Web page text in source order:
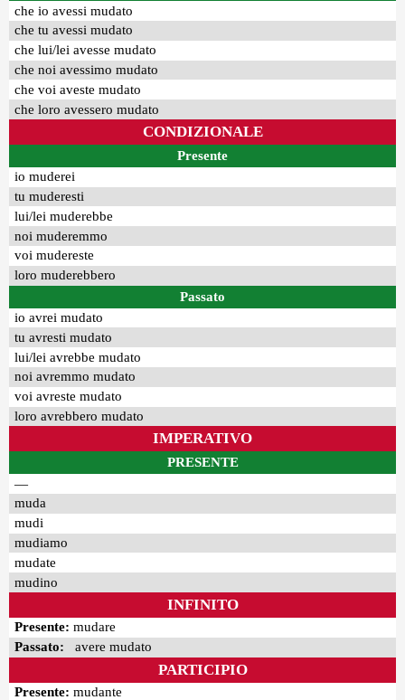
che io avessi mudato
che tu avessi mudato
che lui/lei avesse mudato
che noi avessimo mudato
che voi aveste mudato
che loro avessero mudato
CONDIZIONALE
Presente
io muderei
tu muderesti
lui/lei muderebbe
noi muderemmo
voi mudereste
loro muderebbero
Passato
io avrei mudato
tu avresti mudato
lui/lei avrebbe mudato
noi avremmo mudato
voi avreste mudato
loro avrebbero mudato
IMPERATIVO
PRESENTE
—
muda
mudi
mudiamo
mudate
mudino
INFINITO
Presente: mudare
Passato: avere mudato
PARTICIPIO
Presente: mudante